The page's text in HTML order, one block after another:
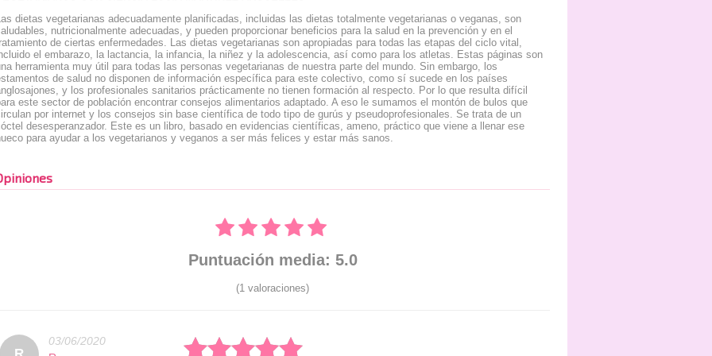
dietas vegetarianas adecuadamente planificadas, incluidas las dietas totalmente vegetarianas o veganas, son
nutricionalmente adecuadas, y pueden proporcionar beneficios para la salud en la prevención y en el
de ciertas enfermedades. Las dietas vegetarianas son apropiadas para todas las etapas del ciclo vital,
el embarazo, la lactancia, la infancia, la niñez y la adolescencia, así como para los atletas. Estas páginas son
herramienta muy útil para todas las personas vegetarianas de nuestra parte del mundo. Sin embargo, los
de salud no disponen de información específica para este colectivo, como sí sucede en los países
y los profesionales sanitarios prácticamente no tienen formación al respecto. Por lo que resulta difícil
este sector de población encontrar consejos alimentarios adaptado. A eso le sumamos el montón de bulos que
por internet y los consejos sin base científica de todo tipo de gurús y pseudoprofesionales. Se trata de un
desesperanzador. Este es un libro, basado en evidencias científicas, ameno, práctico que viene a llenar ese
para ayudar a los vegetarianos y veganos a ser más felices y estar más sanos.
Puntuación media: 5.0
(1 valoraciones)
03/06/2020